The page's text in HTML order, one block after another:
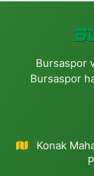
Bursaspor
Bursaspor
Konak